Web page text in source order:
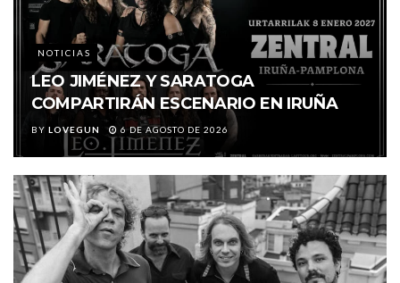
NOTICIAS
LEO JIMÉNEZ Y SARATOGA
COMPARTIRÁN ESCENARIO EN IRUÑA
BY LOVEGUN 6 DE AGOSTO DE 2026